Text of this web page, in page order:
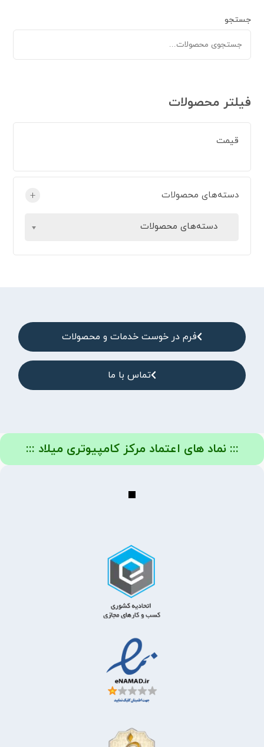
جستجو
فیلتر محصولات
قیمت
دسته‌های محصولات +
دسته‌های محصولات
فرم در خوست خدمات و محصولات
تماس با ما
::: نماد های اعتماد مرکز کامپیوتری میلاد :::